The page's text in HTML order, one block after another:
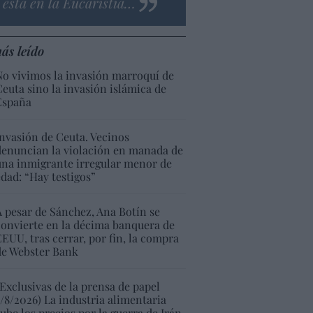
leído
vivimos la invasión marroquí de
sino la invasión islámica de
de Ceuta. Vecinos
la violación en manada de
inmigrante irregular menor de
“Hay testigos”
pesar de Sánchez, Ana Botín se
en la décima banquera de
tras cerrar, por fin, la compra
Webster Bank
de la prensa de papel
8/2026) La industria alimentaria